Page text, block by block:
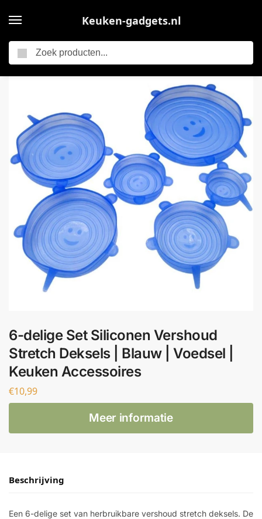
Keuken-gadgets.nl
6-delige Set Siliconen Vershoud Stretch Deksels | Blauw | Voedsel | Keuken Accessoires
6-delige Set Siliconen Vershoud
Stretch Deksels | Blauw | Voedsel |
Keuken Accessoires
€10,99
Meer informatie
Beschrijving
Een 6-delige set van herbruikbare vershoud stretch deksels. De